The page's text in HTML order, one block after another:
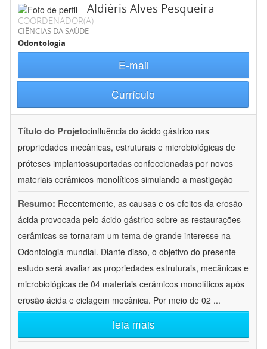
Aldiéris Alves Pesqueira
COORDENADOR(A)
CIÊNCIAS DA SAÚDE
Odontologia
E-mail
Currículo
Título do Projeto:influência do ácido gástrico nas
propriedades mecânicas, estruturais e microbiológicas de
próteses implantossuportadas confeccionadas por novos
materiais cerâmicos monolíticos simulando a mastigação
Resumo: Recentemente, as causas e os efeitos da erosão
ácida provocada pelo ácido gástrico sobre as restaurações
cerâmicas se tornaram um tema de grande interesse na
Odontologia mundial. Diante disso, o objetivo do presente
estudo será avaliar as propriedades estruturais, mecânicas e
microbiológicas de 04 materiais cerâmicos monolíticos após
erosão ácida e ciclagem mecânica. Por meio de 02 ...
leia mais